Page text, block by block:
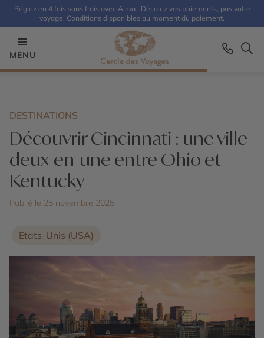
Réglez en 4 fois sans frais avec Alma : Décalez vos paiements, pas votre
voyage. Conditions disponibles au moment du paiement.
MENU
DESTINATIONS
Découvrir Cincinnati : une ville
deux-en-une entre Ohio et
Kentucky
Publié le 25 novembre 2025
Etats-Unis (USA)